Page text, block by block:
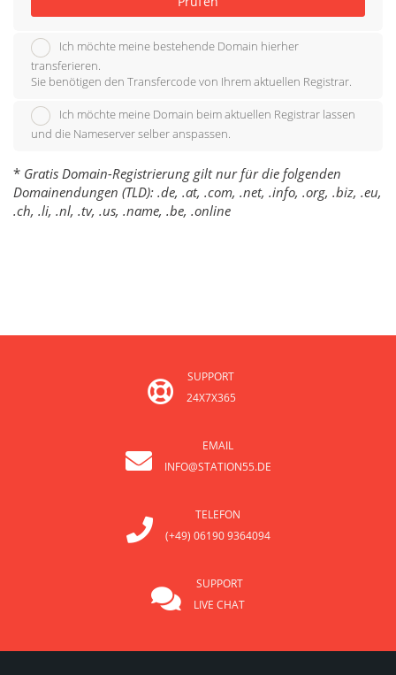
Ich möchte meine bestehende Domain hierher
transferieren.
Sie benötigen den Transfercode von Ihrem aktuellen Registrar.
Ich möchte meine Domain beim aktuellen Registrar lassen
und die Nameserver selber anspassen.
* Gratis Domain-Registrierung gilt nur für die folgenden
Domainendungen (TLD): .de, .at, .com, .net, .info, .org, .biz, .eu,
.ch, .li, .nl, .tv, .us, .name, .be, .online
SUPPORT
24X7X365
EMAIL
INFO@STATION55.DE
TELEFON
(+49) 06190 9364094
SUPPORT
LIVE CHAT